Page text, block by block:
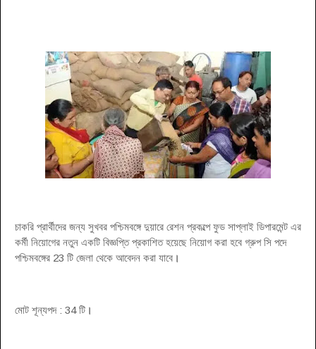
চাকরি প্রার্থীদের জন্য সুখবর পশ্চিমবঙ্গে দুয়ারে রেশন প্রকল্পে ফুড সাপ্লাই ডিপারমেন্ট এর
কর্মী নিয়োগের নতুন একটি বিজ্ঞপ্তি প্রকাশিত হয়েছে নিয়োগ করা হবে গ্রুপ সি পদে
পশ্চিমবঙ্গের 23 টি জেলা থেকে আবেদন করা যাবে ।
মোট শূন্যপদ : 34 টি ।